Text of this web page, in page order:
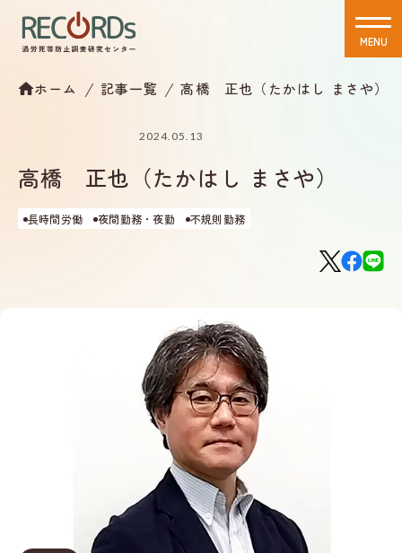
MENU
ホーム 記事一覧 高橋 正也（たかはし まさや）
2024.05.13
高橋 正也（たかはし まさや）
長時間労働 夜間勤務・夜勤 不規則勤務